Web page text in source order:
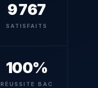
9 767
SATISFAITS
100%
RÉUSSITE BAC